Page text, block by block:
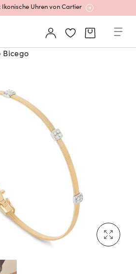
Uhren von Cartier
Pre-Owned entdecken
Uhren von Grand Seiko
Ikonische Uhren von Cartier
Pre-Owned entdecken
Bicego